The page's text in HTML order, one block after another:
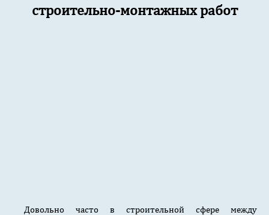
строительно-монтажных работ
Довольно часто в строительной сфере между